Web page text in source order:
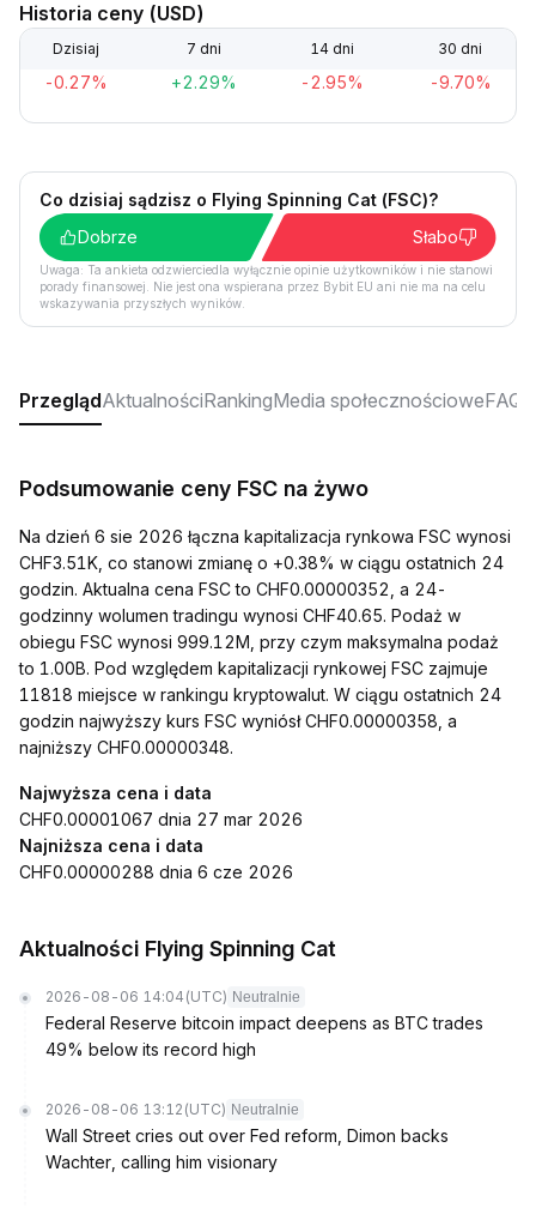
Historia ceny (USD)
Dzisiaj 7 dni 14 dni 30 dni
-0.27% +2.29% -2.95% -9.70%
Co dzisiaj sądzisz o Flying Spinning Cat (FSC)?
Dobrze
Słabo
Uwaga: Ta ankieta odzwierciedla wyłącznie opinie użytkowników i nie stanowi
porady finansowej. Nie jest ona wspierana przez Bybit EU ani nie ma na celu
wskazywania przyszłych wyników.
PrzeglądAktualnościRankingMedia społecznościoweFAQ
Podsumowanie ceny FSC na żywo
Na dzień 6 sie 2026 łączna kapitalizacja rynkowa FSC wynosi
CHF3.51K, co stanowi zmianę o +0.38% w ciągu ostatnich 24
godzin. Aktualna cena FSC to CHF0.00000352, a 24-
godzinny wolumen tradingu wynosi CHF40.65. Podaż w
obiegu FSC wynosi 999.12M, przy czym maksymalna podaż
to 1.00B. Pod względem kapitalizacji rynkowej FSC zajmuje
11818 miejsce w rankingu kryptowalut. W ciągu ostatnich 24
godzin najwyższy kurs FSC wyniósł CHF0.00000358, a
najniższy CHF0.00000348.
Najwyższa cena i data
CHF0.00001067 dnia 27 mar 2026
Najniższa cena i data
CHF0.00000288 dnia 6 cze 2026
Aktualności Flying Spinning Cat
2026-08-06 14:04 (UTC) Neutralnie
Federal Reserve bitcoin impact deepens as BTC trades
49% below its record high
2026-08-06 13:12 (UTC) Neutralnie
Wall Street cries out over Fed reform, Dimon backs
Wachter, calling him visionary